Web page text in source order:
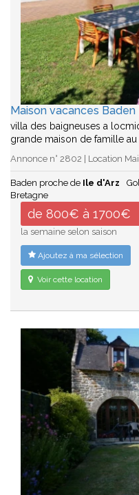
Maison vacances Baden
villa des baigneuses a
grande maison de famille au
Annonce n° 2802 | Location
Baden proche de Ile d'Arz
Bretagne
de 800€ à 1700€
la semaine selon saison
Ajoutez à ma sélection
Voir cette location